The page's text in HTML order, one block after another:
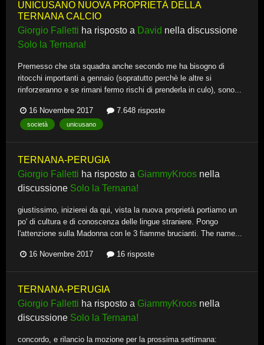
UNICUSANO NUOVA PROPRIETÀ DELLA
TERNANA CALCIO
Giorgio Falletti ha risposto a David nella discussione
Solo la Ternana!
Premesso che sta squadra anche secondo me ha bisogno di
ritocchi importanti a gennaio (sopratutto perchè le altre si
rinforzeranno e se rimani fermo rischi di prenderla in culo), sono...
16 Novembre 2017 7.648 risposte
società unicusano
TERNANA-PERUGIA
Giorgio Falletti ha risposto a GiammyKroos nella
discussione Solo la Ternana!
giustissimo, inizierei da qui, vista la nuova proprietà portiamo un
po' di cultura e di conoscenza delle lingue straniere. Pongo
l'attenzione sulla Madonna con le 3 fiamme brucianti. The name...
16 Novembre 2017 16 risposte
TERNANA-PERUGIA
Giorgio Falletti ha risposto a GiammyKroos nella
discussione Solo la Ternana!
concordo, e rilancio la mozione per la prossima settimana: